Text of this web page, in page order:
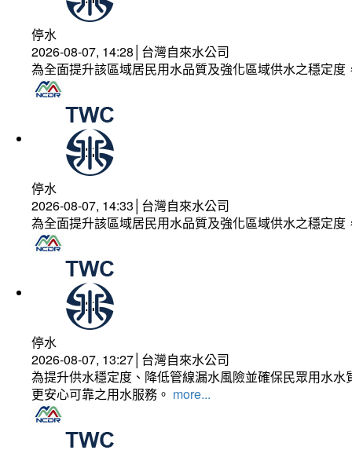
停水
2026-08-07, 14:28│台灣自來水公司
為全面提升該區域居民用水品質及強化區域供水之穩定
停水
2026-08-07, 14:33│台灣自來水公司
為全面提升該區域居民用水品質及強化區域供水之穩定
停水
2026-08-07, 13:27│台灣自來水公司
為提升供水穩定度、降低管線漏水風險並確保民眾用水
更安心可靠之用水服務。 more...